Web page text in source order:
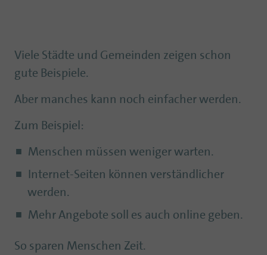
Viele Städte und Gemeinden zeigen schon
gute Beispiele.
Aber manches kann noch einfacher werden.
Zum Beispiel:
Menschen müssen weniger warten.
Internet-Seiten können verständlicher
werden.
Mehr Angebote soll es auch online geben.
So sparen Menschen Zeit.